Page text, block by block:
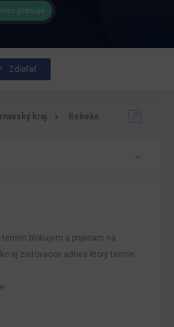
pracuje
Zdieľať
kraj Rebeka
blokujem a pripinam na
aj zistovacov adries ktorý termín